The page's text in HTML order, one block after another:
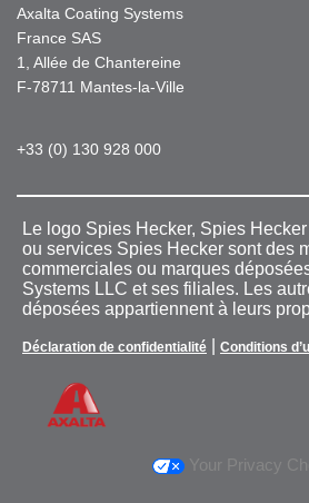
Axalta Coating Systems
France SAS
1, Allée de Chantereine
F-78711 Mantes-la-Ville
+33 (0) 130 928 000
Le logo Spies Hecker, Spies
ou services Spies Hecker sont des
commerciales ou marques
Systems LLC et ses filiales. Les
déposées appartiennent à leurs
Déclaration de confidentialité Conditions
Your Privacy